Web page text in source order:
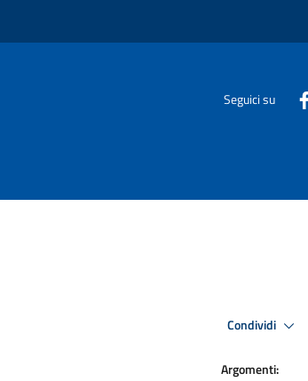
Seguici su
Condividi
Argomenti: